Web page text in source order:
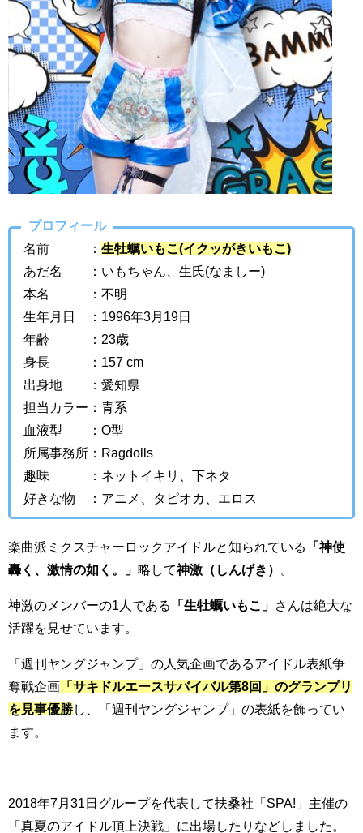
プロフィール
名前 ： 生牡蠣いもこ(イクッがきいもこ)
あだ名 ：いもちゃん、生氏(なましー)
本名 ：不明
生年月日 ：1996年3月19日
年齢 ：23歳
身長 ：157 cm
出身地 ：愛知県
担当カラー：青系
血液型 ：O型
所属事務所：Ragdolls
趣味 ：ネットイキリ、下ネタ
好きな物 ：アニメ、タピオカ、エロス
楽曲派ミクスチャーロックアイドルと知られている
「神使
轟く、激情の如く。」 略して神激（しんげき）
神激のメンバーの1人である 「生牡蠣いもこ」
さんは絶大な
活躍を見せています。
「週刊ヤングジャンプ」の人気企画であるアイドル表紙争
奪戦企画 「サキドルエースサバイバル第8回」のグランプリ
を見事優勝し、「週刊ヤングジャンプ」の表紙を飾ってい
ます。
2018年7月31日グループを代表して扶桑社「SPA!」主催の
「真夏のアイドル頂上決戦」に出場したりなどしました。